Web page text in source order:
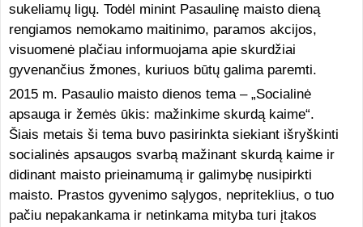
sukeliamų ligų. Todėl minint Pasaulinę maisto dieną
rengiamos nemokamo maitinimo, paramos akcijos,
visuomenė plačiau informuojama apie skurdžiai
gyvenančius žmones, kuriuos būtų galima paremti.
2015 m. Pasaulio maisto dienos tema – „Socialinė
apsauga ir žemės ūkis: mažinkime skurdą kaime“.
Šiais metais ši tema buvo pasirinkta siekiant išryškinti
socialinės apsaugos svarbą mažinant skurdą kaime ir
didinant maisto prieinamumą ir galimybę nusipirkti
maisto. Prastos gyvenimo sąlygos, nepriteklius, o tuo
pačiu nepakankama ir netinkama mityba turi įtakos